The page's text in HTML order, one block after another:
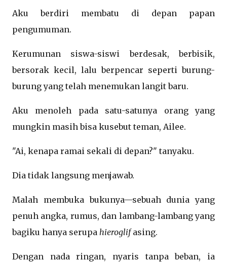
Aku berdiri membatu di depan papan
pengumuman.
Kerumunan siswa-siswi berdesak, berbisik,
bersorak kecil, lalu berpencar seperti burung-
burung yang telah menemukan langit baru.
Aku menoleh pada satu-satunya orang yang
mungkin masih bisa kusebut teman, Ailee.
"Ai, kenapa ramai sekali di depan?" tanyaku.
Dia tidak langsung menjawab.
Malah membuka bukunya—sebuah dunia yang
penuh angka, rumus, dan lambang-lambang yang
bagiku hanya serupa hieroglifasing.
Dengan nada ringan, nyaris tanpa beban, ia